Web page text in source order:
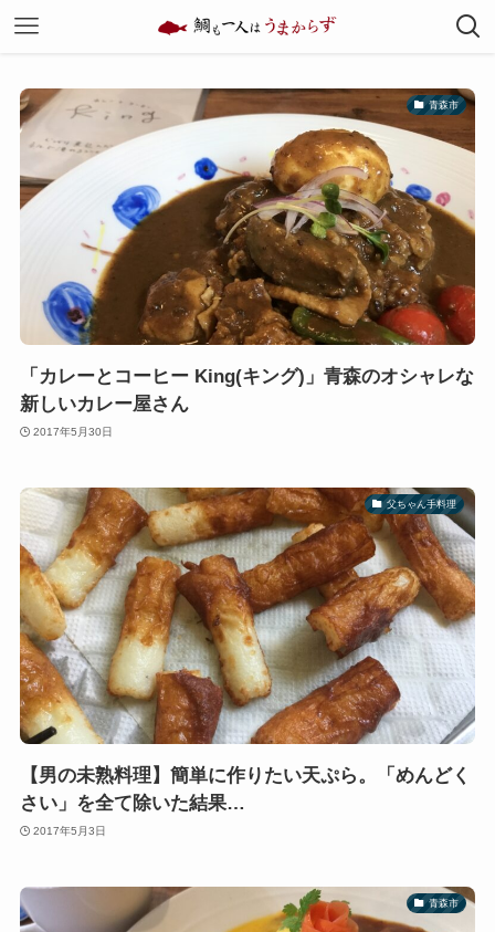
青森市
「カレーとコーヒー King(キング)」青森のオシャレな
新しいカレー屋さん
2017年5月30日
父ちゃん手料理
【男の未熟料理】簡単に作りたい天ぷら。「めんどく
さい」を全て除いた結果…
2017年5月3日
青森市